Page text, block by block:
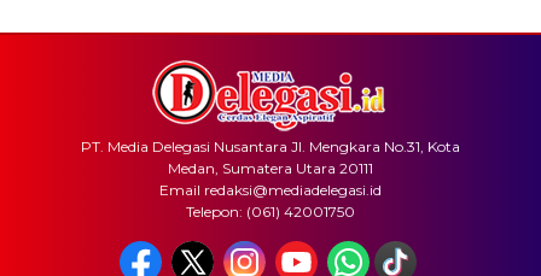
PT. Media Delegasi Nusantara Jl. Mengkara No.31, Kota
Medan, Sumatera Utara 20111
Email redaksi@mediadelegasi.id
Telepon: (061) 42001750